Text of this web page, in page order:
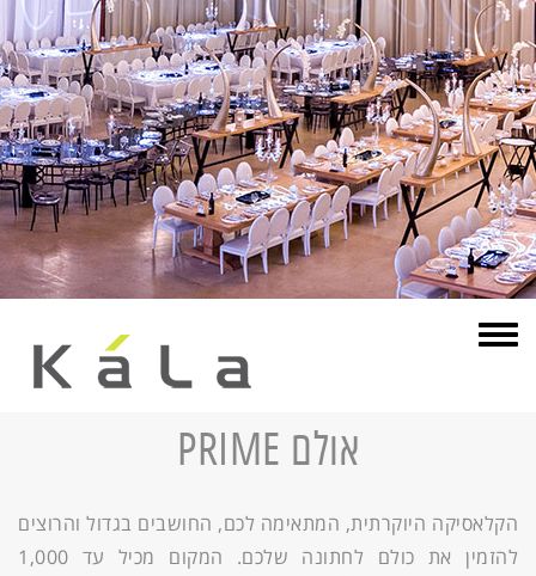
תפריט
אולם PRIME
הקלאסיקה היוקרתית, המתאימה לכם, החושבים בגדול והרוצים
להזמין את כולם לחתונה שלכם. המקום מכיל עד 1,000